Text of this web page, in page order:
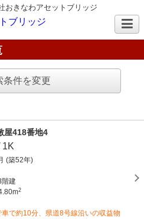
おきなわアセットブリッジ
条件を変更
屋418番地4
1K
(築52年)
建
2
で約10分、県道8号線沿いの収益物